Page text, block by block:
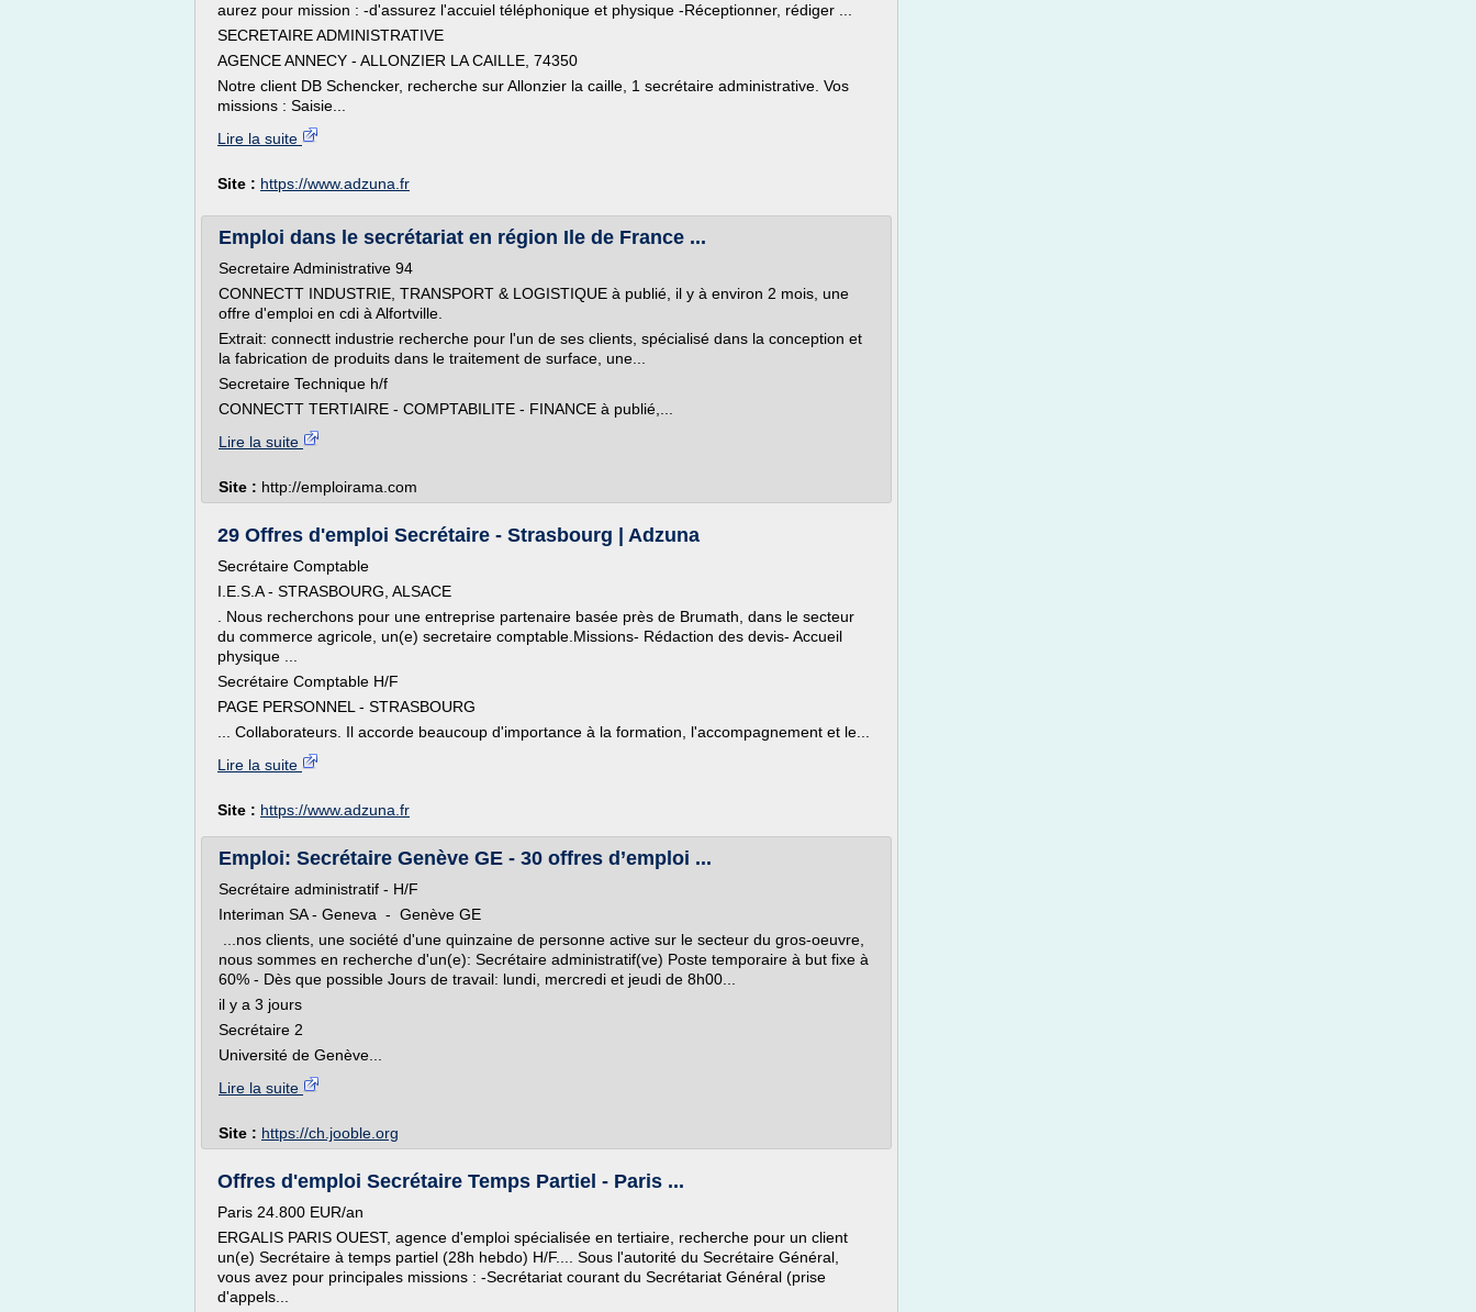
aurez pour mission : -d'assurez l'accuiel téléphonique et physique -Réceptionner, rédiger ...
SECRETAIRE ADMINISTRATIVE
AGENCE ANNECY - ALLONZIER LA CAILLE, 74350
Notre client DB Schencker, recherche sur Allonzier la caille, 1 secrétaire administrative. Vos
missions : Saisie...
Lire la suite
Site : https://www.adzuna.fr
Emploi dans le secrétariat en région Ile de France ...
Secretaire Administrative 94
CONNECTT INDUSTRIE, TRANSPORT & LOGISTIQUE à publié, il y à environ 2 mois, une
offre d'emploi en cdi à Alfortville.
Extrait: connectt industrie recherche pour l'un de ses clients, spécialisé dans la conception et
la fabrication de produits dans le traitement de surface, une...
Secretaire Technique h/f
CONNECTT TERTIAIRE - COMPTABILITE - FINANCE à publié,...
Lire la suite
Site : http://emploirama.com
29 Offres d'emploi Secrétaire - Strasbourg | Adzuna
Secrétaire Comptable
I.E.S.A - STRASBOURG, ALSACE
. Nous recherchons pour une entreprise partenaire basée près de Brumath, dans le secteur
du commerce agricole, un(e) secretaire comptable.Missions- Rédaction des devis- Accueil
physique ...
Secrétaire Comptable H/F
PAGE PERSONNEL - STRASBOURG
... Collaborateurs. Il accorde beaucoup d'importance à la formation, l'accompagnement et le...
Lire la suite
Site : https://www.adzuna.fr
Emploi: Secrétaire Genève GE - 30 offres d’emploi ...
Secrétaire administratif - H/F
Interiman SA - Geneva - Genève GE
...nos clients, une société d'une quinzaine de personne active sur le secteur du gros-oeuvre,
nous sommes en recherche d'un(e): Secrétaire administratif(ve) Poste temporaire à but fixe à
60% - Dès que possible Jours de travail: lundi, mercredi et jeudi de 8h00...
il y a 3 jours
Secrétaire 2
Université de Genève...
Lire la suite
Site : https://ch.jooble.org
Offres d'emploi Secrétaire Temps Partiel - Paris ...
Paris 24.800 EUR/an
ERGALIS PARIS OUEST, agence d'emploi spécialisée en tertiaire, recherche pour un client
un(e) Secrétaire à temps partiel (28h hebdo) H/F.... Sous l'autorité du Secrétaire Général,
vous avez pour principales missions : -Secrétariat courant du Secrétariat Général (prise
d'appels...